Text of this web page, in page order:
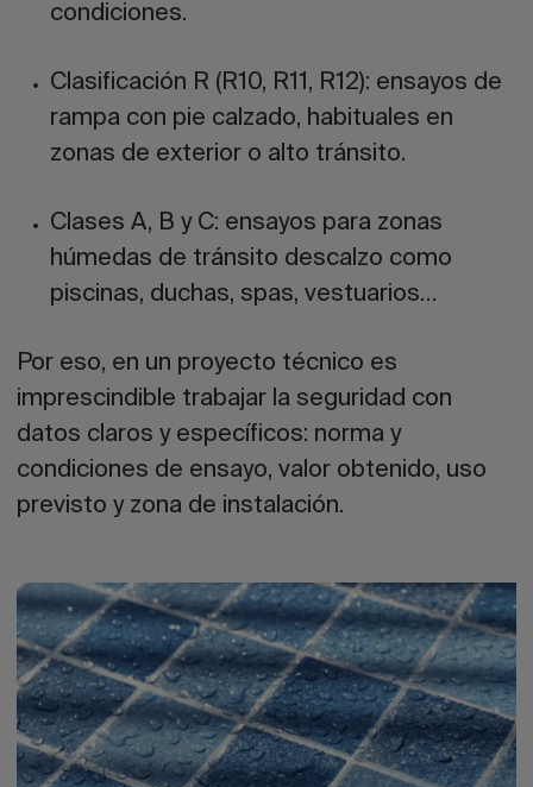
condiciones.
Clasificación R (R10, R11, R12): ensayos de
rampa con pie calzado, habituales en
zonas de exterior o alto tránsito.
Clases A, B y C: ensayos para zonas
húmedas de tránsito descalzo como
piscinas, duchas, spas, vestuarios…
Por eso, en un proyecto técnico es
imprescindible trabajar la seguridad con
datos claros y específicos: norma y
condiciones de ensayo, valor obtenido, uso
previsto y zona de instalación.